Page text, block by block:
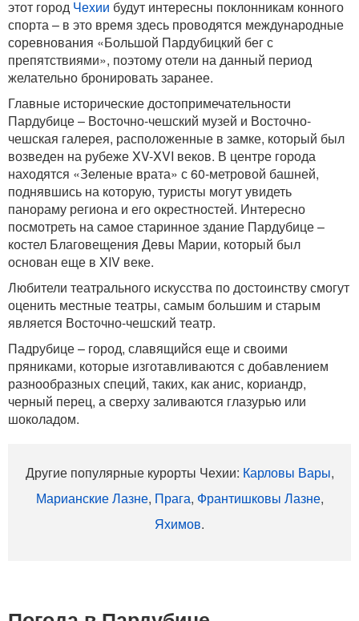
этот город Чехии будут интересны поклонникам конного
спорта – в это время здесь проводятся международные
соревнования «Большой Пардубицкий бег с
препятствиями», поэтому отели на данный период
желательно бронировать заранее.
Главные исторические достопримечательности
Пардубице – Восточно-чешский музей и Восточно-
чешская галерея, расположенные в замке, который был
возведен на рубеже XV-XVI веков. В центре города
находятся «Зеленые врата» с 60-метровой башней,
поднявшись на которую, туристы могут увидеть
панораму региона и его окрестностей. Интересно
посмотреть на самое старинное здание Пардубице –
костел Благовещения Девы Марии, который был
основан еще в XIV веке.
Любители театрального искусства по достоинству смогут
оценить местные театры, самым большим и старым
является Восточно-чешский театр.
Падрубице – город, славящийся еще и своими
пряниками, которые изготавливаются с добавлением
разнообразных специй, таких, как анис, кориандр,
черный перец, а сверху заливаются глазурью или
шоколадом.
Другие популярные курорты Чехии: Карловы Вары,
Марианские Лазне, Прага, Франтишковы Лазне,
Яхимов.